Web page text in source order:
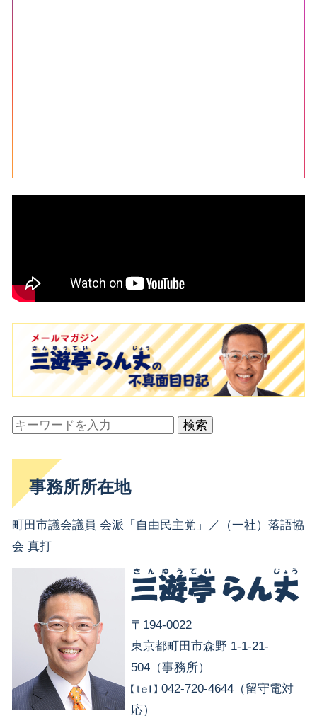
検索
事務所所在地
町田市議会議員 会派「自由民主党」／（一社）落語協
会 真打
〒194-0022
東京都町田市森野 1-1-21-
504（事務所）
042-720-4644（留守電対
応）